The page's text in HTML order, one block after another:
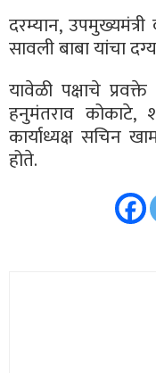
दरम्यान, उपमुख्यमंत्री
सावली बाबा यांचा
यावेळी पक्षाचे
हनुमंतराव कोकाटे,
कार्याध्यक्ष सचिन
होते.